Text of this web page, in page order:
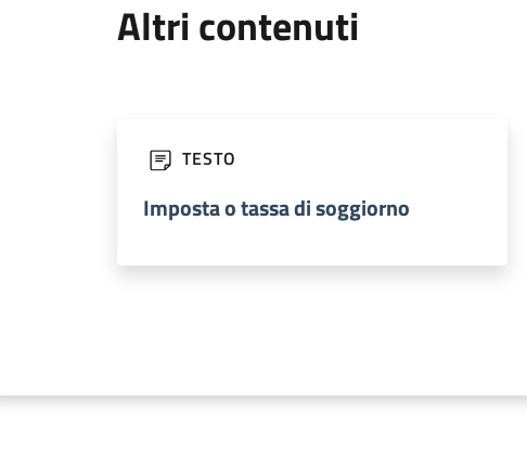
Altri contenuti
TESTO
Imposta o tassa di soggiorno